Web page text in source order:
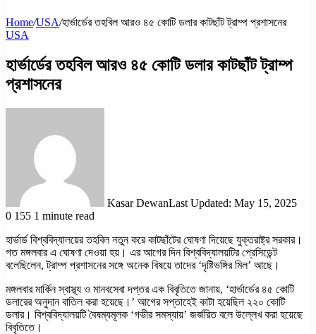
Home/USA/হার্ভার্ডের তহবিল আরও ৪৫ কোটি ডলার কাটছাঁট ট্রাম্প প্রশাসনের
USA
হার্ভার্ডের তহবিল আরও ৪৫ কোটি ডলার কাটছাঁট ট্রাম্প
প্রশাসনের
Kasar DewanLast Updated: May 15, 2025
0 155 1 minute read
হার্ভার্ড বিশ্ববিদ্যালয়ের তহবিল নতুন করে কাটছাঁটের ঘোষণা দিয়েছে যুক্তরাষ্ট্র সরকার।
গত মঙ্গলবার এ ঘোষণা দেওয়া হয়। এর আগের দিন বিশ্ববিদ্যালয়টির প্রেসিডেন্ট
বলেছিলেন, ট্রাম্প প্রশাসনের সঙ্গে অনেক বিষয়ে তাদের ‘দৃষ্টিভঙ্গির মিল’ আছে।
মঙ্গলবার মার্কিন স্বাস্থ্য ও মানবসেবা দপ্তর এক বিবৃতিতে জানায়, ‘হার্ভার্ডের ৪৫ কোটি
ডলারের অনুদান বাতিল করা হয়েছে।’ আগের সপ্তাহেই কাটা হয়েছিল ২২০ কোটি
ডলার। বিশ্ববিদ্যালয়টি বৈষম্যমূলক ‘গভীর সমস্যায়’ জর্জরিত বলে উল্লেখ করা হয়েছে
বিবৃতিতে।